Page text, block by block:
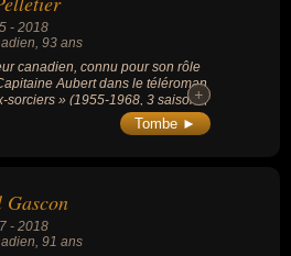
- 2018
, 93 ans
canadien, connu pour son rôle
Aubert dans le téléroman
sorciers » (1955-1968, 3 saisons,
+
+
Tombe ►
- 2018
, 91 ans